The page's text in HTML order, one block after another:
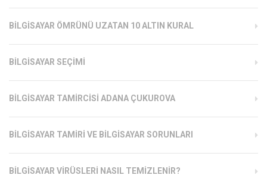
BILGISAYAR ÖMRÜNÜ UZATAN 10 ALTIN KURAL
BILGISAYAR SEÇIMI
BILGISAYAR TAMIRCISI ADANA ÇUKUROVA
BILGISAYAR TAMIRI VE BILGISAYAR SORUNLARI
BILGISAYAR VIRÜSLERI NASIL TEMIZLENIR?